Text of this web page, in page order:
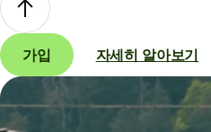
가입 자세히 알아보기